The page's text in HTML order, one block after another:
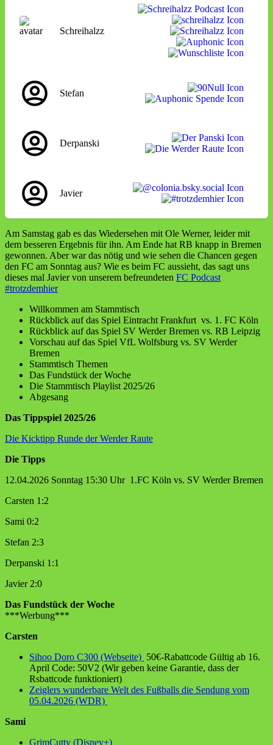
Schreihalzz
Stefan
Derpanski
Javier
Am Samstag gab es das Wiedersehen mit Ole Werner, leider mit
dem besseren Ergebnis für ihn. Am Ende hat RB knapp in Bremen
gewonnen. Aber war das nötig und wie sehen die Chancen gegen
den FC am Sonntag aus? Wie es beim FC aussieht, das sagt uns
dieses mal Javier von unserem befreundeten FC Podcast
#trotzdemhier
Willkommen am Stammtisch
Rückblick auf das Spiel Eintracht Frankfurt vs. 1. FC Köln
Rückblick auf das Spiel SV Werder Bremen vs. RB Leipzig
Vorschau auf das Spiel VfL Wolfsburg vs. SV Werder
Bremen
Stammtisch Themen
Das Fundstück der Woche
Die Stammtisch Playlist 2025/26
Abgesang
Das Tippspiel 2025/26
Die Kicktipp Runde der Werder Raute
Die Tipps
12.04.2026 Sonntag 15:30 Uhr 1.FC Köln vs. SV Werder Bremen
Carsten 1:2
Sami 0:2
Stefan 2:3
Derpanski 1:1
Javier 2:0
Das Fundstück der Woche
***Werbung***
Carsten
Sihoo Doro C300 (Webseite) 50€-Rabattcode Gültig ab 16.
April Code: 50V2 (Wir geben keine Garantie, dass der
Rsbattcode funktioniert)
Zeiglers wunderbare Welt des Fußballs die Sendung vom
05.04.2026 (WDR)
Sami
GrimCutty (Disney+)